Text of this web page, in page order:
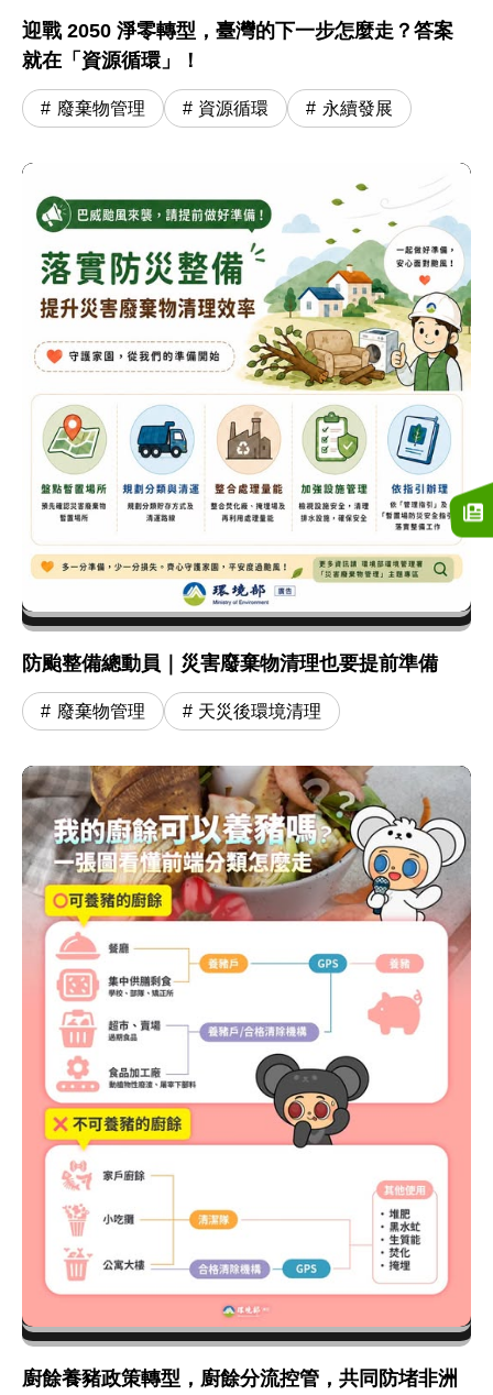
迎戰 2050 淨零轉型，臺灣的下一步怎麼走？答案
就在「資源循環」！
廢棄物管理 資源循環 永續發展
防颱整備總動員｜災害廢棄物清理也要提前準備
廢棄物管理 天災後環境清理
廚餘養豬政策轉型，廚餘分流控管，共同防堵非洲